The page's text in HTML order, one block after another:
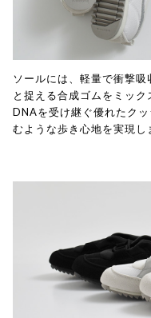
ソールには、軽量で衝撃
と捉える合成ゴムをミッ
DNAを受け継ぐ優れたク
むような歩き心地を実現し